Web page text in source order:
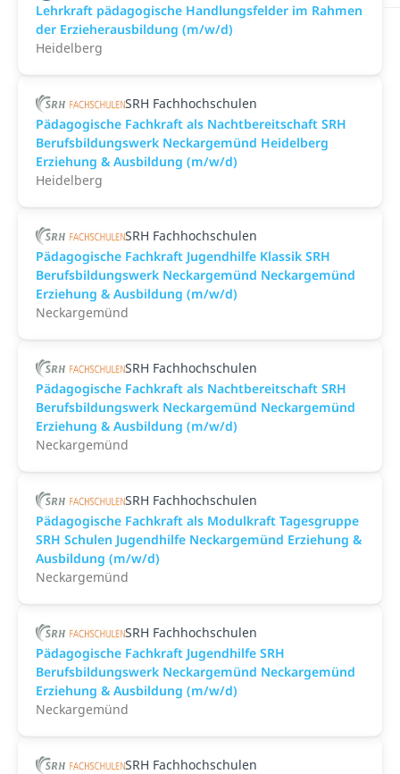
Lehrkraft pädagogische Handlungsfelder im Rahmen
der Erzieherausbildung (m/w/d)
Heidelberg
SRH Fachhochschulen
Pädagogische Fachkraft als Nachtbereitschaft SRH
Berufsbildungswerk Neckargemünd Heidelberg
Erziehung & Ausbildung (m/w/d)
Heidelberg
SRH Fachhochschulen
Pädagogische Fachkraft Jugendhilfe Klassik SRH
Berufsbildungswerk Neckargemünd Neckargemünd
Erziehung & Ausbildung (m/w/d)
Neckargemünd
SRH Fachhochschulen
Pädagogische Fachkraft als Nachtbereitschaft SRH
Berufsbildungswerk Neckargemünd Neckargemünd
Erziehung & Ausbildung (m/w/d)
Neckargemünd
SRH Fachhochschulen
Pädagogische Fachkraft als Modulkraft Tagesgruppe
SRH Schulen Jugendhilfe Neckargemünd Erziehung &
Ausbildung (m/w/d)
Neckargemünd
SRH Fachhochschulen
Pädagogische Fachkraft Jugendhilfe SRH
Berufsbildungswerk Neckargemünd Neckargemünd
Erziehung & Ausbildung (m/w/d)
Neckargemünd
SRH Fachhochschulen